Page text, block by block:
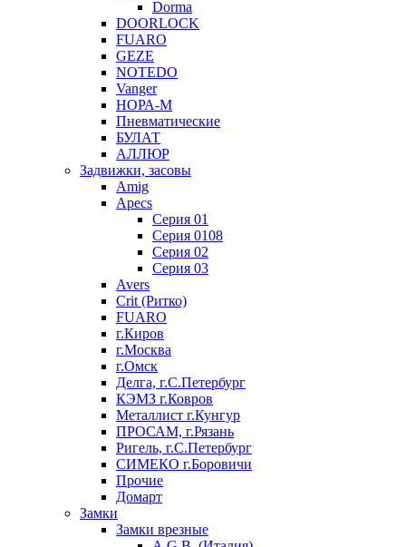
Dorma
DOORLOCK
FUARO
GEZE
NOTEDO
Vanger
НОРА-М
Пневматические
БУЛАТ
АЛЛЮР
Задвижки, засовы
Amig
Apecs
Серия 01
Серия 0108
Серия 02
Серия 03
Avers
Crit (Ритко)
FUARO
г.Киров
г.Москва
г.Омск
Делга, г.С.Петербург
КЭМЗ г.Ковров
Металлист г.Кунгур
ПРОСАМ, г.Рязань
Ригель, г.С.Петербург
СИМЕКО г.Боровичи
Прочие
Домарт
Замки
Замки врезные